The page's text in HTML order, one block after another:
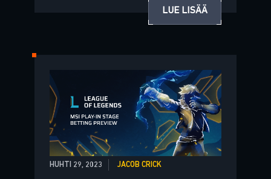
LUE LISÄÄ
HUHTI 29, 2023 JACOB CRICK